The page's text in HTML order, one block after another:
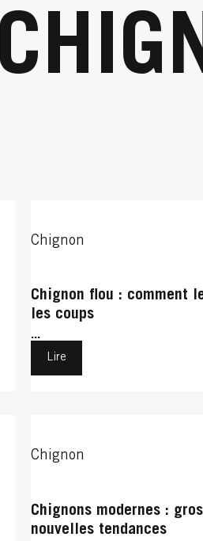
Chignon
Chignon flou : comment
les coups
...
Lire
Chignon
Chignons modernes :
nouvelles tendances